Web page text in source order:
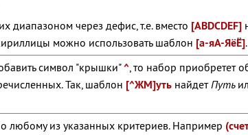
диапазоном через дефис, т.е. вместо [ABDCDEF]
можно использовать шаблон [а-яА-ЯёЁ].
символ "крышки"^, то набор приобретет
Так, шаблон [^ЖМ]утьнайдетПуть
любому из указанных критериев. Например (с